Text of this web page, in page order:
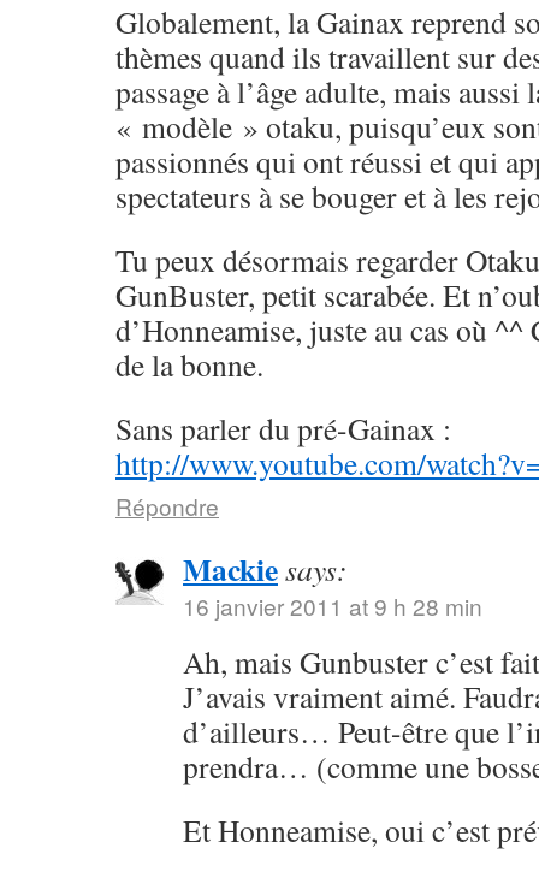
Globalement, la Gainax reprend
thèmes quand ils travaillent sur
passage à l’âge adulte, mais
« modèle » otaku, puisqu’eux
passionnés qui ont réussi et qui
spectateurs à se bouger et à les
Tu peux désormais regarder
GunBuster, petit scarabée. Et
d’Honneamise, juste au cas où ^^
de la bonne.
Sans parler du pré-Gainax :
http://www.youtube.com/
Répondre
Mackiesays:
16 janvier 2011 at 9 h 28 min
Ah, mais Gunbuster c’est
J’avais vraiment aimé.
d’ailleurs… Peut-être que
prendra… (comme une
Et Honneamise, oui c’est